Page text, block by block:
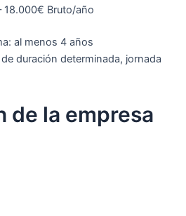
18.000€ Bruto/año
al menos 4 años
duración determinada, jornada
de la empresa